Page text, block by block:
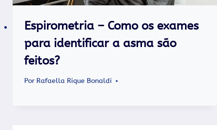
Espirometria – Como os exames
para identificar a asma são
feitos?
Por Rafaella Rique Bonaldi